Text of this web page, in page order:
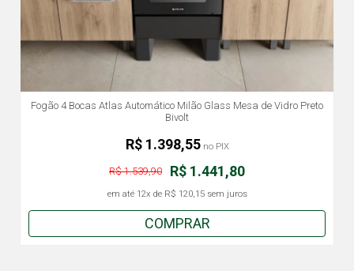
Fogão 4 Bocas Atlas Automático Milão Glass Mesa de Vidro Preto
Bivolt
R$ 1.441,80
R$ 1.539,90
em até 12x de R$ 120,15sem juros
R$ 1.398,55no PIX
COMPRAR